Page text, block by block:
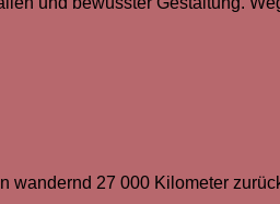
wandernd 27 000 Kilometer